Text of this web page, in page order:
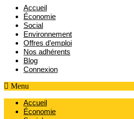
Accueil
Économie
Social
Environnement
Offres d’emploi
Nos adhérents
Blog
Connexion
Menu
Accueil
Économie